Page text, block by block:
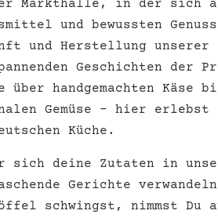
Markthalle, in der sich
und bewussten
und Herstellung unserer
Geschichten der
über handgemachten
Gemüse – hier
Küche.
sich deine Zutaten in
Gerichte
schwingst, nimmst Du